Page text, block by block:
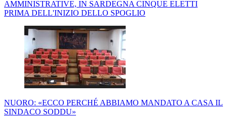
AMMINISTRATIVE, IN SARDEGNA CINQUE ELETTI
PRIMA DELL'INIZIO DELLO SPOGLIO
NUORO: «ECCO PERCHÉ ABBIAMO MANDATO A CASA IL
SINDACO SODDU»